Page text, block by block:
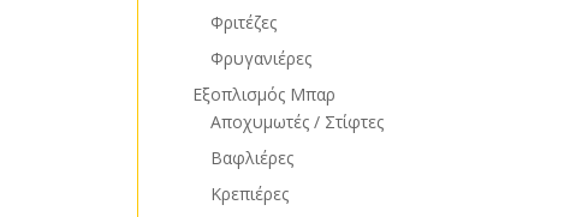
Φριτέζες
Φρυγανιέρες
Εξοπλισμός Μπαρ
Αποχυμωτές / Στίφτες
Βαφλιέρες
Κρεπιέρες